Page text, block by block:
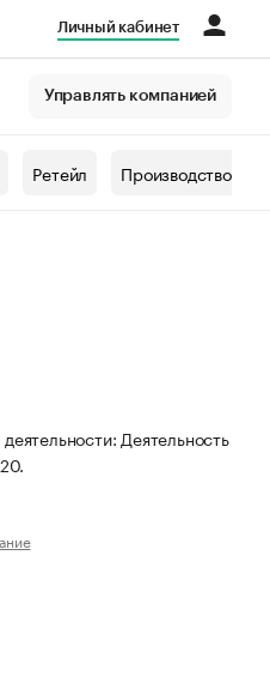
Личный кабинет
Управлять компанией
Ретейл Производство
Деятельность